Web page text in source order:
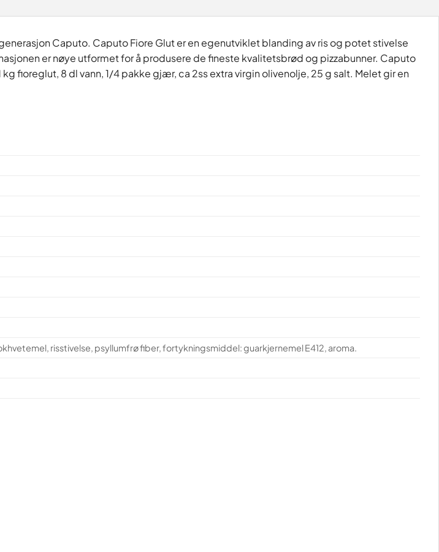
Caputo. Caputo Fiore Glut er en egenutviklet blanding av ris og potet stivelse
er nøye utformet for å produsere de fineste kvalitetsbrød og pizzabunner. Caputo
fioreglut, 8 dl vann, 1/4 pakke gjær, ca 2ss extra virgin olivenolje, 25 g salt. Melet gir en
risstivelse, psyllumfrø fiber, fortykningsmiddel: guarkjernemel E412, aroma.